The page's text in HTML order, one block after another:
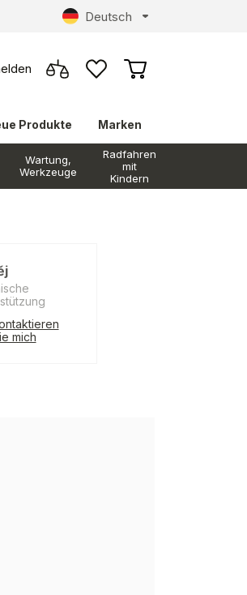
Deutsch
Produkte Marken
Wartung,
Werkzeuge
Radfahren
mit
Kindern
mich